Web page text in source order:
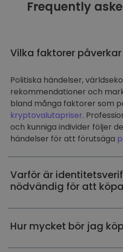
Frequently
Vilka faktorer
Politiska händelser,
rekommendationer och
bland många faktorer som
kryptovalutapriser.
och kunniga individer följer
händelser för att förutsäga
Varför är
nödvändig för att
Hur mycket bör jag